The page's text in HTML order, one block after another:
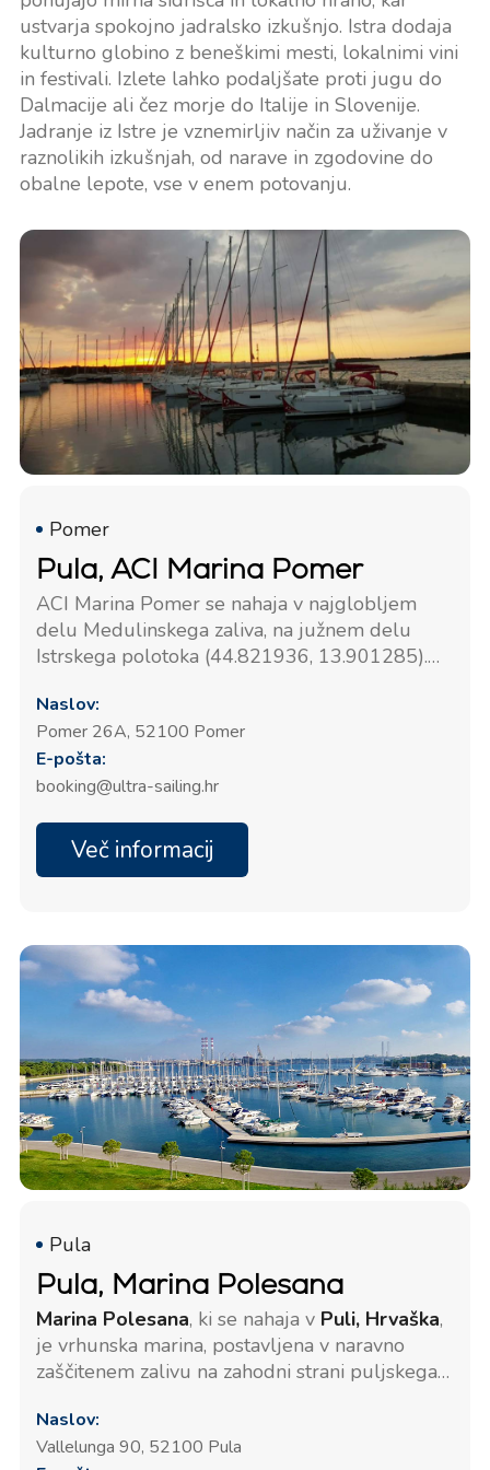
ustvarja spokojno jadralsko izkušnjo. Istra dodaja
kulturno globino z beneškimi mesti, lokalnimi vini
in festivali. Izlete lahko podaljšate proti jugu do
Dalmacije ali čez morje do Italije in Slovenije.
Jadranje iz Istre je vznemirljiv način za uživanje v
raznolikih izkušnjah, od narave in zgodovine do
obalne lepote, vse v enem potovanju.
Pomer
Pula, ACI Marina Pomer
ACI Marina Pomer se nahaja v najglobljem
delu Medulinskega zaliva, na južnem delu
Istrskega polotoka (44.821936, 13.901285).
na kopnem. Vsi privezi imajo oskrbo z vodo in
elektriko. Marina je odprta vse leto.
Naslov:
Pomer 26A, 52100 Pomer
E-pošta:
booking@ultra-sailing.hr
Več informacij
Pula
Pula, Marina Polesana
Marina Polesana, ki se nahaja v Puli, Hrvaška,
je vrhunska marina, postavljena v naravno
zaščitenem zalivu na zahodni strani puljskega
idealna lega jo ščiti pred odprtim morjem, kar
omogoča varne in mirne pogoje za privez tako
Naslov:
Vallelunga 90, 52100 Pula